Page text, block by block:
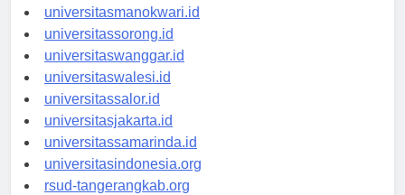
universitasmanokwari.id
universitassorong.id
universitaswanggar.id
universitaswalesi.id
universitassalor.id
universitasjakarta.id
universitassamarinda.id
universitasindonesia.org
rsud-tangerangkab.org